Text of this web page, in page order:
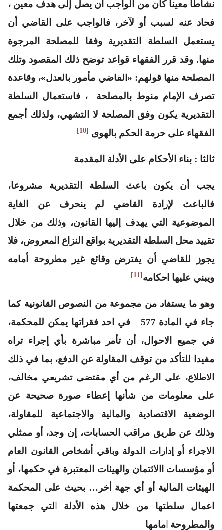
نشاطا معينا كان من الواجب أن يصل إلى هدف معين ،
فحاد عنه لسبب أو لآخر، فالواجب على القاضي أن
يستعمل السلطة التقديرية وفقا للمصلحة المرجوة
منها. وقد قرر الفقهاء قواعد توضح ذلك المقصود وتلك
المصلحة منها قولهم: «القاضي مأمور بالعدل»، وقاعدة
تصرف الإمام منوط بالمصلحة ، فاستعمال السلطة
التقديرية يكون وفق المصلحة لا التشهي، ولذلك أجمع
الفقهاء على حرمة الحكم بالهوى [10]
ثالثا : بناء الأحكام على الأدلة المقدمة
يجب أن يكون باعث السلطة التقديرية مشروعا،
فالباعث لإرادة القاضي لم ينحرف عن الغاية
الموضوعية التي يهدف إليها القانون، وذلك من خلال
تقييد محل السلطة التقديرية بواقع النزاع المعروض، فلا
يجوز للقاضي أن يفترض وقائع غير مطروحة أمامه
ويبني عليها احكامه [11]
وهو ما يستفاد من مجموعة من النصوص القانونية كما
جاء في المادة 577 في احد فقراتها
يمكن للمحكمة،
في جميع الاحوال، أن تأمر مباشرة بأي إجراء تراه
مفيدا للتأكد من توقف المقاولة عن الدفع، بما في ذلك
الاطلاع، على الرغم من أي مقتضى تشريعي مخالف،
على معلومات من شأنها إعطاء صورة صحيحة عن
الوضعية الاقتصادية والمالية والاجتماعية للمقاولة،
وذلك عن طريق مراقب الحسابات، إن وجد، أو ممثلي
الاجراء أو إدارات الدولة وباقي أشخاص القانون العام
أو مؤسسات االائتمان والهيئات المعتبرة في حكمها، أو
الهيئات المالية أو أي جهة أخر … بحيث على المحكمة
اعمال سلطتها من خلال هذه الأدلة التي جمعتها
والمطروحة امامها